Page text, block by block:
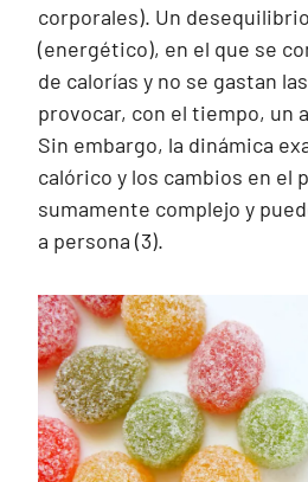
corporales). Un
(energético), en el que se
de calorías y no se gastan
provocar, con el tiempo, un
Sin embargo, la dinámica
calórico y los cambios en el
sumamente complejo y
a persona (3).